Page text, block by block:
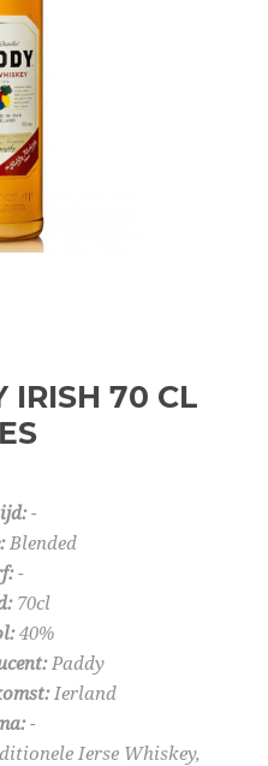
IRISH 70 CL
-
Blended
-
70cl
40%
Paddy
Ierland
-
Ierse Whiskey,